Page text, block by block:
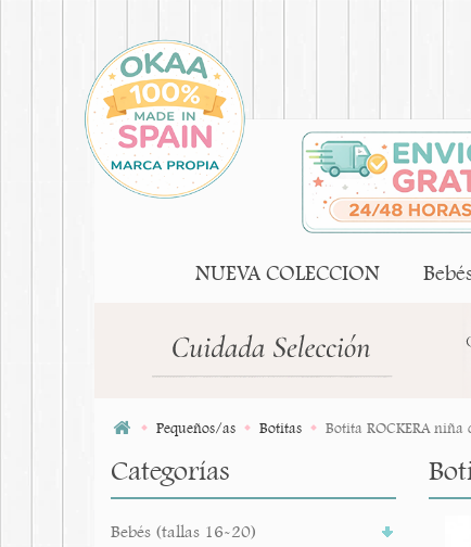
NUEVA COLECCION
Pequeños/as Botitas Botita ROCKERA
Categorías
Bebés (tallas 16-20)